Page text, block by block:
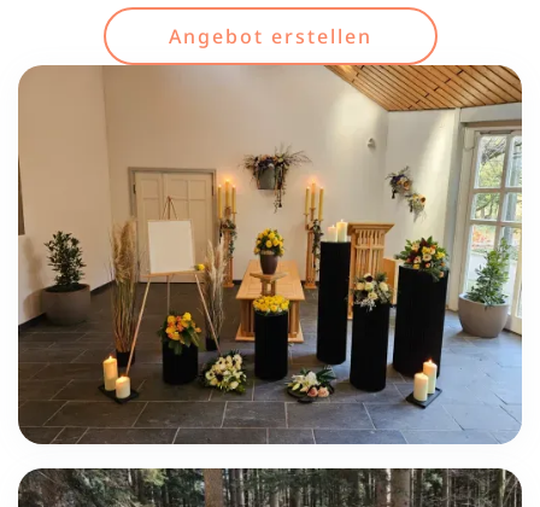
Angebot erstellen